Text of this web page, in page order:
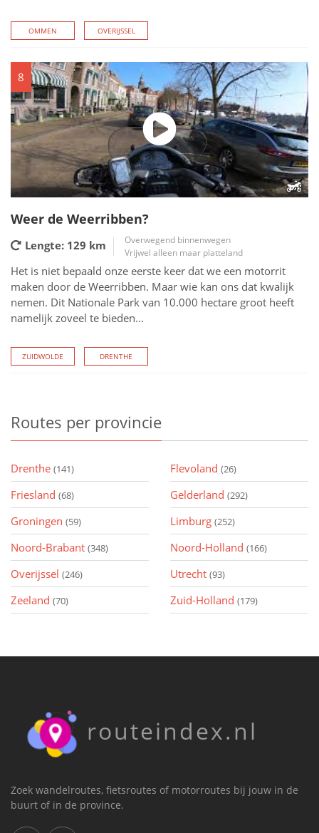
OMMEN OVERIJSSEL
8
Weer de Weerribben?
Lengte: 129 km
Overwegend binnenwegen
Vrijwel alleen maar platteland
Het is niet bepaald onze eerste keer dat we een motorrit
maken door de Weerribben. Maar wie kan ons dat kwalijk
nemen. Dit Nationale Park van 10.000 hectare groot heeft
namelijk zoveel te bieden...
ZUIDWOLDE DRENTHE
Routes per provincie
Drenthe (141) Flevoland (26)
Friesland (68) Gelderland (292)
Groningen (59) Limburg (252)
Noord-Brabant (348) Noord-Holland (166)
Overijssel (246) Utrecht (93)
Zeeland (70) Zuid-Holland (179)
routeindex.nl
Zoek wandelroutes, fietsroutes of motorroutes bij jouw in de
buurt of in de province.